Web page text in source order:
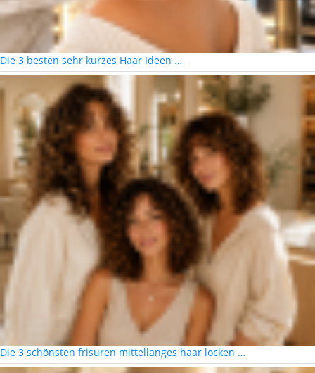
Die 3 besten sehr kurzes Haar Ideen …
Die 3 schönsten frisuren mittellanges haar locken …